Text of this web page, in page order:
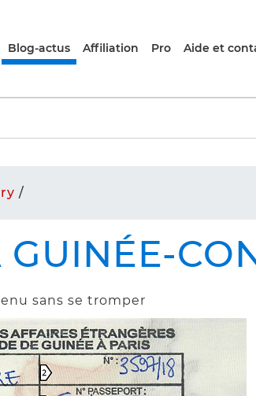
Blog-actus Affiliation Pro Aide et
/
sans se tromper